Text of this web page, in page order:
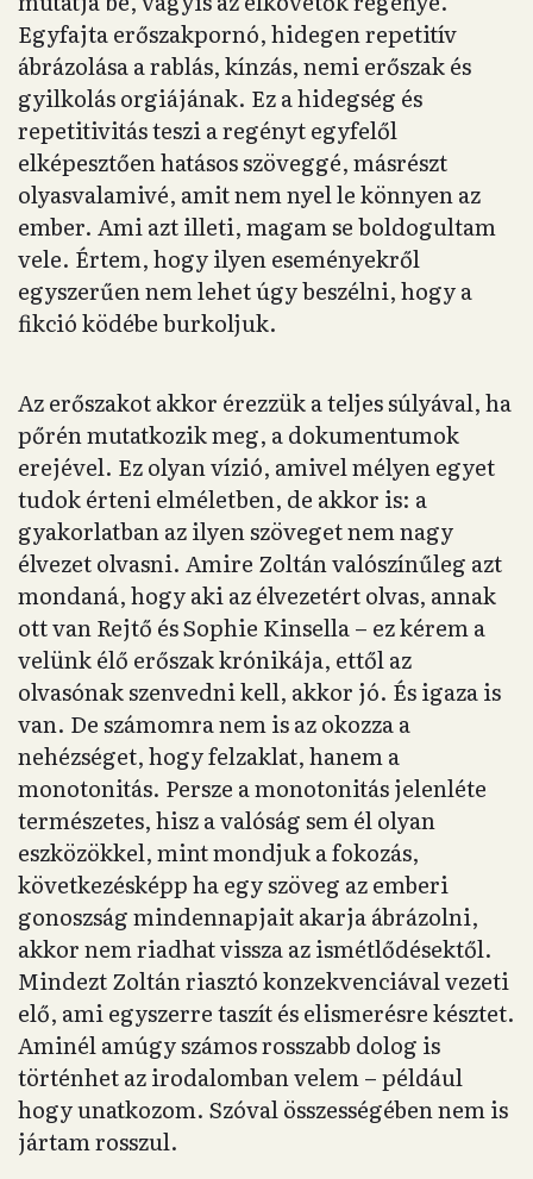
Egyfajta erőszakpornó, hidegen repetitív
ábrázolása a rablás, kínzás, nemi erőszak és
gyilkolás orgiájának. Ez a hidegség és
repetitivitás teszi a regényt egyfelől
elképesztően hatásos szöveggé, másrészt
olyasvalamivé, amit nem nyel le könnyen az
ember. Ami azt illeti, magam se boldogultam
vele. Értem, hogy ilyen eseményekről
egyszerűen nem lehet úgy beszélni, hogy a
fikció ködébe burkoljuk.
Az erőszakot akkor érezzük a teljes súlyával, ha
pőrén mutatkozik meg, a dokumentumok
erejével. Ez olyan vízió, amivel mélyen egyet
tudok érteni elméletben, de akkor is: a
gyakorlatban az ilyen szöveget nem nagy
élvezet olvasni. Amire Zoltán valószínűleg azt
mondaná, hogy aki az élvezetért olvas, annak
ott van Rejtő és Sophie Kinsella – ez kérem a
velünk élő erőszak krónikája, ettől az
olvasónak szenvedni kell, akkor jó. És igaza is
van. De számomra nem is az okozza a
nehézséget, hogy felzaklat, hanem a
monotonitás. Persze a monotonitás jelenléte
természetes, hisz a valóság sem él olyan
eszközökkel, mint mondjuk a fokozás,
következésképp ha egy szöveg az emberi
gonoszság mindennapjait akarja ábrázolni,
akkor nem riadhat vissza az ismétlődésektől.
Mindezt Zoltán riasztó konzekvenciával vezeti
elő, ami egyszerre taszít és elismerésre késztet.
Aminél amúgy számos rosszabb dolog is
történhet az irodalomban velem – például
hogy unatkozom. Szóval összességében nem is
jártam rosszul.